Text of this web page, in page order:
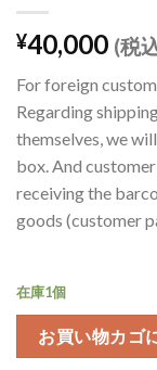
¥40,000 (税
For foreign
Regarding
themselves, we
box. And
receiving the
goods (customer
在庫1個
お買い物カゴ